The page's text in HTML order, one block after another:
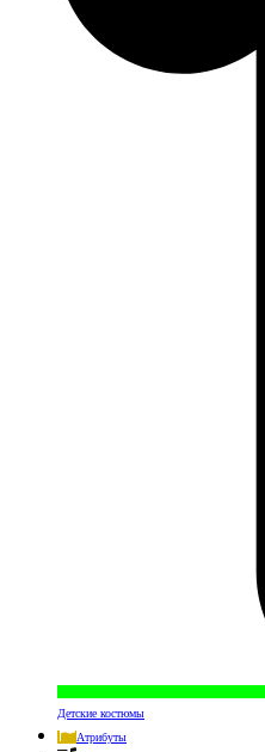
Детские костюмы
Атрибуты